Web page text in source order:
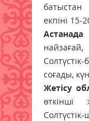
екпіні 15-
соғады,
Жетісу
өткінші